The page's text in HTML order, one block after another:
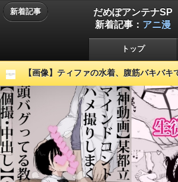
新着記事
だめぽアンテナSP
新着記事： アニ漫
トップ
【画像】ティファの水着、腹筋バキバキ